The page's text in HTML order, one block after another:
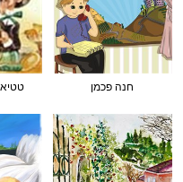
חנה פכמן